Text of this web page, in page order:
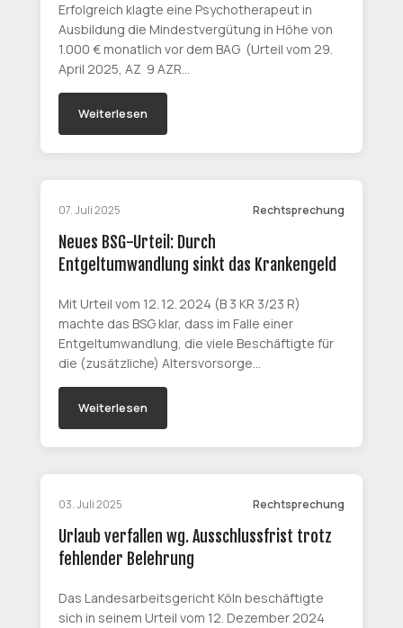
Erfolgreich klagte eine Psychotherapeut in
Ausbildung die Mindestvergütung in Höhe von
1.000 € monatlich vor dem BAG (Urteil vom 29.
April 2025, AZ 9 AZR…
Weiterlesen
07. Juli 2025 Rechtsprechung
Neues BSG-Urteil: Durch
Entgeltumwandlung sinkt das Krankengeld
Mit Urteil vom 12. 12. 2024 (B 3 KR 3/23 R)
machte das BSG klar, dass im Falle einer
Entgeltumwandlung, die viele Beschäftigte für
die (zusätzliche) Altersvorsorge…
Weiterlesen
03. Juli 2025 Rechtsprechung
Urlaub verfallen wg. Ausschlussfrist trotz
fehlender Belehrung
Das Landesarbeitsgericht Köln beschäftigte
sich in seinem Urteil vom 12. Dezember 2024